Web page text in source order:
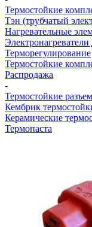
Термостойкие
Тэн (трубчатый
Нагревательные
Терморегулирование
Термостойкие
Распродажа
-
Термостойкие
Кембрик
Керамические
Термопаста